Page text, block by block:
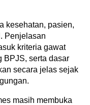
kesehatan, pasien,
Penjelasan
kriteria gawat
BPJS, serta dasar
secara jelas sejak
masih membuka